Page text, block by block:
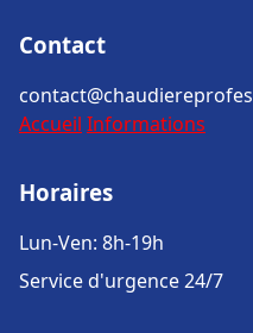
Contact
Accueil Informations
Horaires
Lun-Ven: 8h-19h
Service d'urgence 24/7